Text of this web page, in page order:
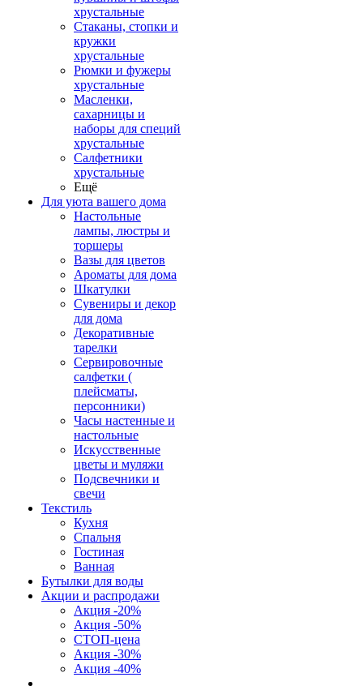
хрустальные
Стаканы, стопки и
кружки
хрустальные
Рюмки и фужеры
хрустальные
Масленки,
сахарницы и
наборы для специй
хрустальные
Салфетники
хрустальные
Ещё
Для уюта вашего дома
Настольные
лампы, люстры и
торшеры
Вазы для цветов
Ароматы для дома
Шкатулки
Сувениры и декор
для дома
Декоративные
тарелки
Сервировочные
салфетки (
плейсматы,
персонники)
Часы настенные и
настольные
Искусственные
цветы и муляжи
Подсвечники и
свечи
Текстиль
Кухня
Спальня
Гостиная
Ванная
Бутылки для воды
Акции и распродажи
Акция -20%
Акция -50%
СТОП-цена
Акция -30%
Акция -40%